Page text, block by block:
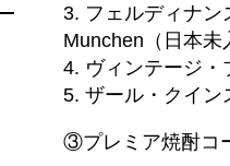
3. フェルディナン
Munchen（日本未
4. ヴィンテージ・
5. ザール・クイン
③プレミア焼酎コ